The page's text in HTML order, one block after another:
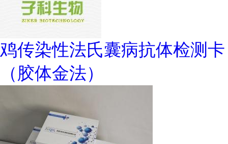
鸡传染性法氏囊病抗体检测卡
（胶体金法）